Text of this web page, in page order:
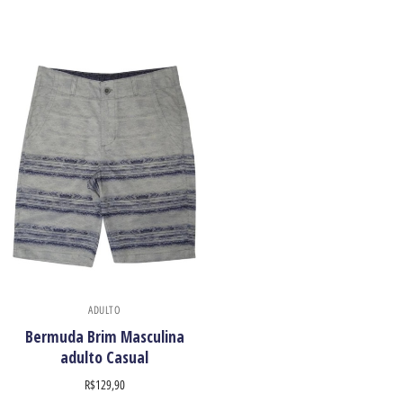
ADULTO
Bermuda Brim Masculina
adulto Casual
R$129,90